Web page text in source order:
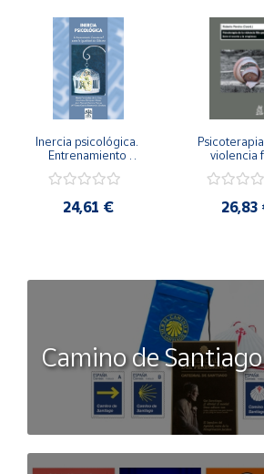
Inercia psicológica.
Entrenamiento
Igualdad de Género.
24,61 €
violencia
secreto
26,83
Camino de Santiago